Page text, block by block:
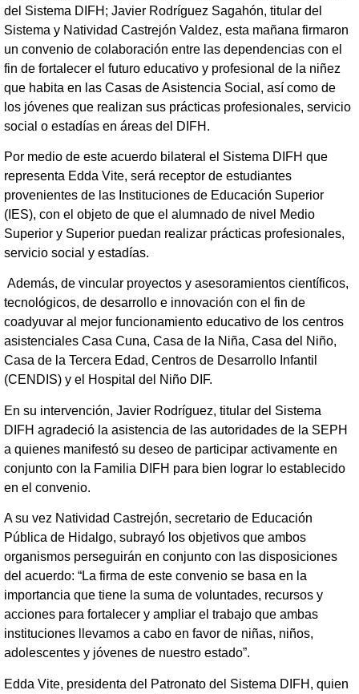
del Sistema DIFH; Javier Rodríguez Sagahón, titular del
Sistema y Natividad Castrejón Valdez, esta mañana firmaron
un convenio de colaboración entre las dependencias con el
fin de fortalecer el futuro educativo y profesional de la niñez
que habita en las Casas de Asistencia Social, así como de
los jóvenes que realizan sus prácticas profesionales, servicio
social o estadías en áreas del DIFH.
Por medio de este acuerdo bilateral el Sistema DIFH que
representa Edda Vite, será receptor de estudiantes
provenientes de las Instituciones de Educación Superior
(IES), con el objeto de que el alumnado de nivel Medio
Superior y Superior puedan realizar prácticas profesionales,
servicio social y estadías.
Además, de vincular proyectos y asesoramientos científicos,
tecnológicos, de desarrollo e innovación con el fin de
coadyuvar al mejor funcionamiento educativo de los centros
asistenciales Casa Cuna, Casa de la Niña, Casa del Niño,
Casa de la Tercera Edad, Centros de Desarrollo Infantil
(CENDIS) y el Hospital del Niño DIF.
En su intervención, Javier Rodríguez, titular del Sistema
DIFH agradeció la asistencia de las autoridades de la SEPH
a quienes manifestó su deseo de participar activamente en
conjunto con la Familia DIFH para bien lograr lo establecido
en el convenio.
A su vez Natividad Castrejón, secretario de Educación
Pública de Hidalgo, subrayó los objetivos que ambos
organismos perseguirán en conjunto con las disposiciones
del acuerdo: “La firma de este convenio se basa en la
importancia que tiene la suma de voluntades, recursos y
acciones para fortalecer y ampliar el trabajo que ambas
instituciones llevamos a cabo en favor de niñas, niños,
adolescentes y jóvenes de nuestro estado”.
Edda Vite, presidenta del Patronato del Sistema DIFH, quien